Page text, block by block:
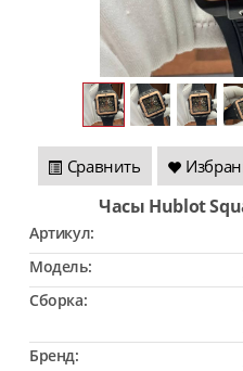
Сравнить
Часы Hublot
Артикул:
Модель:
Сборка:
Бренд: